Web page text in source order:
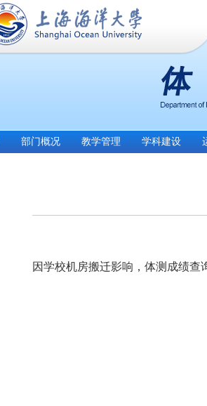
部门概况 教学管理 学科建设
因学校机房搬迁影响，体测成绩查